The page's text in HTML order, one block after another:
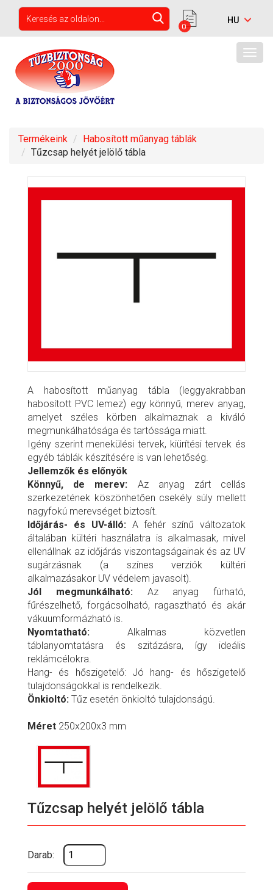
0
Termékeink
Habosított műanyag táblák
Tűzcsap helyét jelölő tábla
A habosított műanyag tábla (leggyakrabban
habosított PVC lemez) egy könnyű, merev anyag,
amelyet széles körben alkalmaznak a kiváló
megmunkálhatósága és tartóssága miatt.
Igény szerint menekülési tervek, kiürítési tervek és
egyéb táblák készítésére is van lehetőség.
Jellemzők és előnyök
Könnyű, de merev: Az anyag zárt cellás
szerkezetének köszönhetően csekély súly mellett
nagyfokú merevséget biztosít.
Időjárás- és UV-álló:A fehér színű változatok
általában kültéri használatra is alkalmasak, mivel
ellenállnak az időjárás viszontagságainak és az UV
sugárzásnak (a színes verziók kültéri
alkalmazásakor UV védelem javasolt).
Jól megmunkálható:Az anyag fúrható,
fűrészelhető, forgácsolható, ragasztható és akár
vákuumformázható is.
Nyomtatható: Alkalmas közvetlen
táblanyomtatásra és szitázásra, így ideális
reklámcélokra.
Hang- és hőszigetelő: Jó hang- és hőszigetelő
tulajdonságokkal is rendelkezik.
Önkioltó: Tűz esetén önkioltó tulajdonságú.
Méret 250x200x3 mm
Tűzcsap helyét jelölő tábla
Darab: